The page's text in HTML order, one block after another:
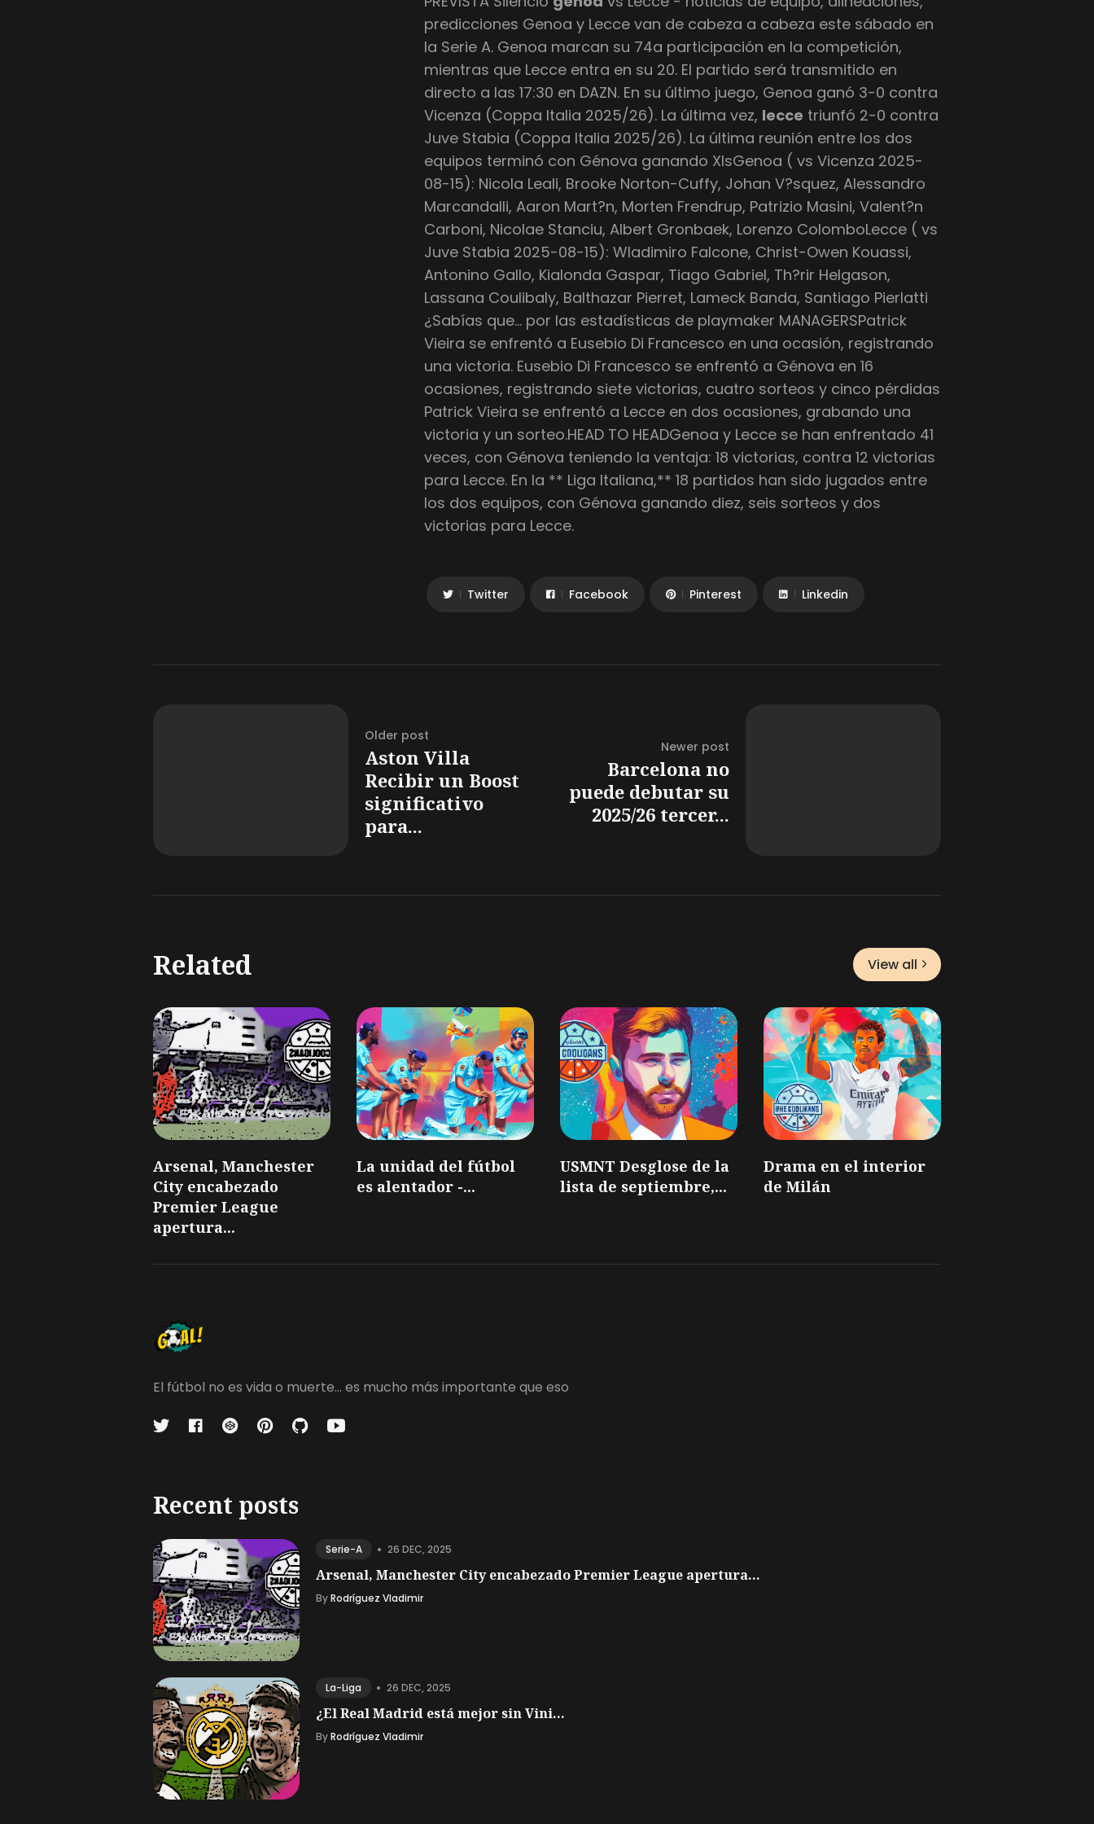
predicciones Genoa y Lecce van de cabeza a cabeza este sábado en
la Serie A. Genoa marcan su 74a participación en la competición,
mientras que Lecce entra en su 20. El partido será transmitido en
directo a las 17:30 en DAZN. En su último juego, Genoa ganó 3-0 contra
Vicenza (Coppa Italia 2025/26). La última vez, lecce triunfó 2-0 contra
Juve Stabia (Coppa Italia 2025/26). La última reunión entre los dos
equipos terminó con Génova ganando XIsGenoa ( vs Vicenza 2025-
08-15): Nicola Leali, Brooke Norton-Cuffy, Johan V?squez, Alessandro
Marcandalli, Aaron Mart?n, Morten Frendrup, Patrizio Masini, Valent?n
Carboni, Nicolae Stanciu, Albert Gronbaek, Lorenzo ColomboLecce ( vs
Juve Stabia 2025-08-15): Wladimiro Falcone, Christ-Owen Kouassi,
Antonino Gallo, Kialonda Gaspar, Tiago Gabriel, Th?rir Helgason,
Lassana Coulibaly, Balthazar Pierret, Lameck Banda, Santiago Pierlatti
¿Sabías que… por las estadísticas de playmaker MANAGERSPatrick
Vieira se enfrentó a Eusebio Di Francesco en una ocasión, registrando
una victoria. Eusebio Di Francesco se enfrentó a Génova en 16
ocasiones, registrando siete victorias, cuatro sorteos y cinco pérdidas
Patrick Vieira se enfrentó a Lecce en dos ocasiones, grabando una
victoria y un sorteo.HEAD TO HEADGenoa y Lecce se han enfrentado 41
veces, con Génova teniendo la ventaja: 18 victorias, contra 12 victorias
para Lecce. En la ** Liga Italiana,** 18 partidos han sido jugados entre
los dos equipos, con Génova ganando diez, seis sorteos y dos
victorias para Lecce.
Twitter Facebook Pinterest Linkedin
Older post
Aston Villa
Recibir un Boost
significativo
para...
Newer post
Barcelona no
puede debutar su
2025/26 tercer...
Related View all
Arsenal, Manchester
City encabezado
Premier League
apertura...
La unidad del fútbol
es alentador -...
USMNT Desglose de la
lista de septiembre,...
Drama en el interior
de Milán
El fútbol no es vida o muerte... es mucho más importante que eso
Recent posts
Serie-A • 26 DEC, 2025
Arsenal, Manchester City encabezado Premier League apertura...
ByRodríguez Vladimir
La-Liga • 26 DEC, 2025
¿El Real Madrid está mejor sin Vini...
ByRodríguez Vladimir